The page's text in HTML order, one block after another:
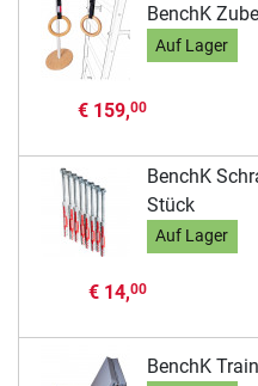
BenchK
Auf Lager
€ 159,00
BenchK
Stück
Auf Lager
€ 14,00
BenchK